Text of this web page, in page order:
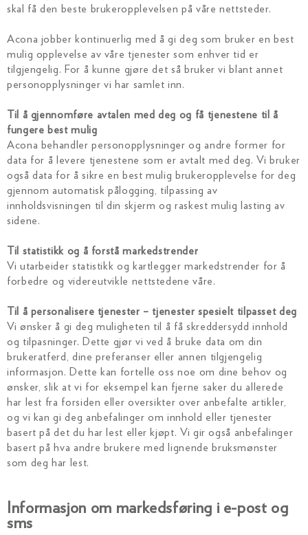
skal få den beste brukeropplevelsen på våre nettsteder.
Acona jobber kontinuerlig med å gi deg som bruker en best
mulig opplevelse av våre tjenester som enhver tid er
tilgjengelig. For å kunne gjøre det så bruker vi blant annet
personopplysninger vi har samlet inn.
Til å gjennomføre avtalen med deg og få tjenestene til å
fungere best mulig
Acona behandler personopplysninger og andre former for
data for å levere tjenestene som er avtalt med deg. Vi bruker
også data for å sikre en best mulig brukeropplevelse for deg
gjennom automatisk pålogging, tilpassing av
innholdsvisningen til din skjerm og raskest mulig lasting av
sidene.
Til statistikk og å forstå markedstrender
Vi utarbeider statistikk og kartlegger markedstrender for å
forbedre og videreutvikle nettstedene våre.
Til å personalisere tjenester – tjenester spesielt tilpasset deg
Vi ønsker å gi deg muligheten til å få skreddersydd innhold
og tilpasninger. Dette gjør vi ved å bruke data om din
brukeratferd, dine preferanser eller annen tilgjengelig
informasjon. Dette kan fortelle oss noe om dine behov og
ønsker, slik at vi for eksempel kan fjerne saker du allerede
har lest fra forsiden eller oversikter over anbefalte artikler,
og vi kan gi deg anbefalinger om innhold eller tjenester
basert på det du har lest eller kjøpt. Vi gir også anbefalinger
basert på hva andre brukere med lignende bruksmønster
som deg har lest.
Informasjon om markedsføring i e-post og
sms